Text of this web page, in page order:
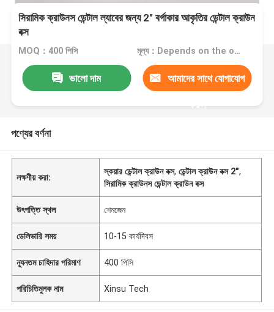
সিরামিক ক্রাউনস ডেন্টাল ল্যাবের জন্য 2" বর্গাকার আকৃতির ডেন্টাল ক্রাউন
বক্স
MOQ：400 পিসি মূল্য：Depends on the order quantity
ভালো দাম আমাদের সাথে যোগাযোগ
করুন
পণ্যের বর্ণনা
লক্ষণীয় করা:
স্কয়ার ডেন্টাল ক্রাউন বক্স,ডেন্টাল ক্রাউন বক্স 2",
সিরামিক ক্রাউনস ডেন্টাল ক্রাউন বক্স
উৎপত্তি স্থল শেনজেন
ডেলিভারি সময় 10-15 কার্যদিবস
ন্যূনতম চাহিদার পরিমাণ 400 পিসি
পরিচিতিমুলক নাম Xinsu Tech